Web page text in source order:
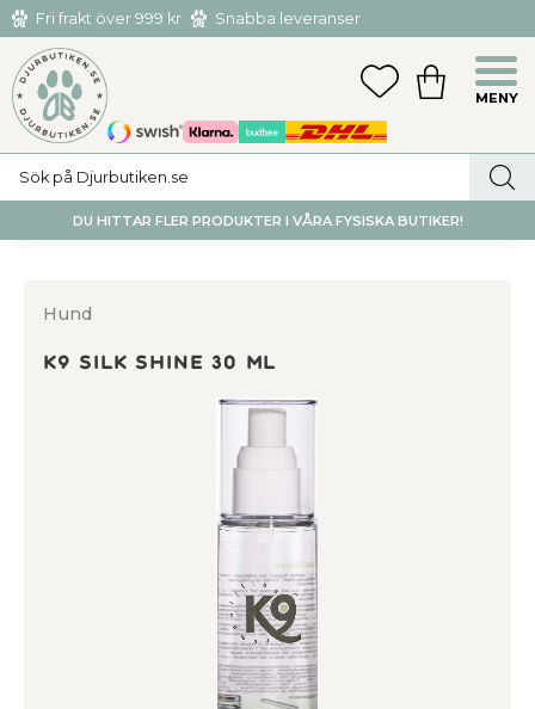
Meny
Fri frakt över 999 kr
Snabba leveranser
Hämta och returnera i butiken i Tumba eller Huddinge C
FAVORITER
KUNDVAGN
DU HITTAR FLER PRODUKTER I VÅRA FYSISKA BUTIKER!
Hund
K9 Silk Shine 30 ml